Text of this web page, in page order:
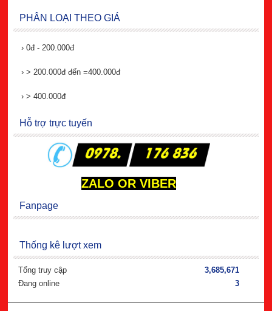
PHÂN LOẠI THEO GIÁ
› 0đ - 200.000đ
› > 200.000đ đến =400.000đ
› > 400.000đ
Hỗ trợ trực tuyến
ZALO OR VIBER
Fanpage
Thống kê lượt xem
Tổng truy cập
3,685,671
Đang online
3